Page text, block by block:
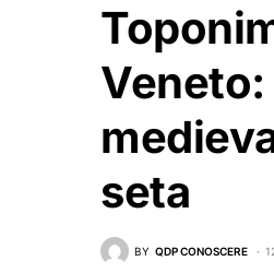
Veneto:
seta
BY QDP CONOSCERE